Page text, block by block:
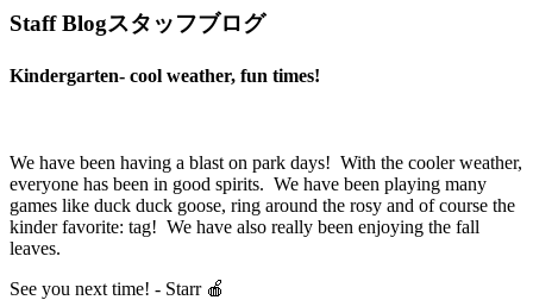
Staff Blogスタッフブログ
Kindergarten- cool weather, fun times!
We have been having a blast on park days! With the cooler weather,
everyone has been in good spirits. We have been playing many
games like duck duck goose, ring around the rosy and of course the
kinder favorite: tag! We have also really been enjoying the fall
leaves.
See you next time! - Starr 🍎